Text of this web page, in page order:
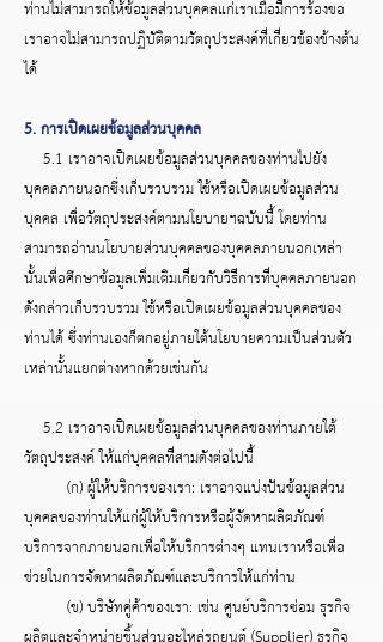
ท่านไม่สามารถให้ข้อมูลส่วนบุคคลแก่เราเมื่อมีการร้องขอ
เราอาจไม่สามารถปฏิบัติตามวัตถุประสงค์ที่เกี่ยวข้องข้างต้น
ได้
5. การเปิดเผยข้อมูลส่วนบุคคล
5.1 เราอาจเปิดเผยข้อมูลส่วนบุคคลของท่านไปยัง
บุคคลภายนอกซึ่งเก็บรวบรวม ใช้หรือเปิดเผยข้อมูลส่วน
บุคคล เพื่อวัตถุประสงค์ตามนโยบายฯฉบับนี้ โดยท่าน
สามารถอ่านนโยบายส่วนบุคคลของบุคคลภายนอกเหล่า
นั้นเพื่อศึกษาข้อมูลเพิ่มเติมเกี่ยวกับวิธีการที่บุคคลภายนอก
ดังกล่าวเก็บรวบรวม ใช้หรือเปิดเผยข้อมูลส่วนบุคคลของ
ท่านได้ ซึ่งท่านเองก็ตกอยู่ภายใต้นโยบายความเป็นส่วนตัว
เหล่านั้นแยกต่างหากด้วยเช่นกัน
5.2 เราอาจเปิดเผยข้อมูลส่วนบุคคลของท่านภายใต้
วัตถุประสงค์ ให้แก่บุคคลที่สามดังต่อไปนี้
(ก) ผู้ให้บริการของเรา: เราอาจแบ่งปันข้อมูลส่วน
บุคคลของท่านให้แก่ผู้ให้บริการหรือผู้จัดหาผลิตภัณฑ์
บริการจากภายนอกเพื่อให้บริการต่างๆ แทนเราหรือเพื่อ
ช่วยในการจัดหาผลิตภัณฑ์และบริการให้แก่ท่าน
(ข) บริษัทคู่ค้าของเรา: เช่น ศูนย์บริการซ่อม ธุรกิจ